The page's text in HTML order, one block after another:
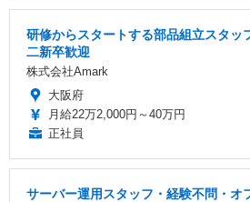
研修からスタートする部品組立スタッ
二新卒歓迎
株式会社Amark
大阪府
月給22万2,000円～40万円
正社員
サーバー運用スタッフ・経験不問・オ